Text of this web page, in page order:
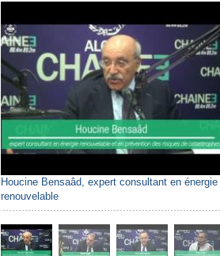
Houcine Bensaâd, expert consultant en énergie
renouvelable